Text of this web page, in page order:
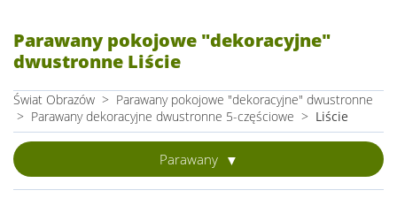
Parawany pokojowe "dekoracyjne"
dwustronne Liście
Świat Obrazów > Parawany pokojowe "dekoracyjne" dwustronne
> Parawany dekoracyjne dwustronne 5-częściowe > Liście
Parawany